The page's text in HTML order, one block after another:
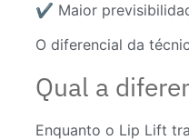
✔️ Maior
O diferencial da
Qual a
Enquanto o Lip Lift